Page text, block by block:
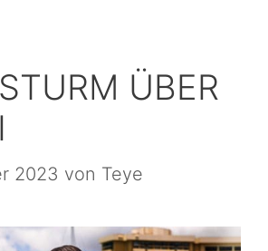
ÜBER
2023 von Teye